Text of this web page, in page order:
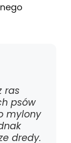
ras
psów
mylony
dredy.